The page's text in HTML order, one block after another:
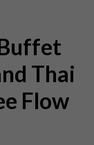
Thai
Flow